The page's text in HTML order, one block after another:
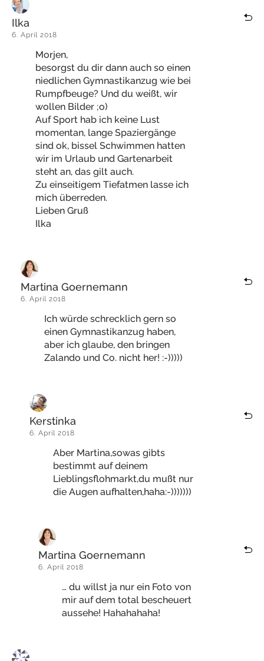
Ilka
6. April 2018
Morjen,
besorgst du dir dann auch so einen
niedlichen Gymnastikanzug wie bei
Rumpfbeuge? Und du weißt, wir
wollen Bilder ;o)
Auf Sport hab ich keine Lust
momentan, lange Spaziergänge
sind ok, bissel Schwimmen hatten
wir im Urlaub und Gartenarbeit
steht an, das gilt auch.
Zu einseitigem Tiefatmen lasse ich
mich überreden.
Lieben Gruß
Ilka
Martina Goernemann
6. April 2018
Ich würde schrecklich gern so
einen Gymnastikanzug haben,
aber ich glaube, den bringen
Zalando und Co. nicht her! :-)))))
Kerstinka
6. April 2018
Aber Martina,sowas gibts
bestimmt auf deinem
Lieblingsflohmarkt,du mußt nur
die Augen aufhalten,haha:-)))))))
Martina Goernemann
6. April 2018
… du willst ja nur ein Foto von
mir auf dem total bescheuert
aussehe! Hahahahaha!